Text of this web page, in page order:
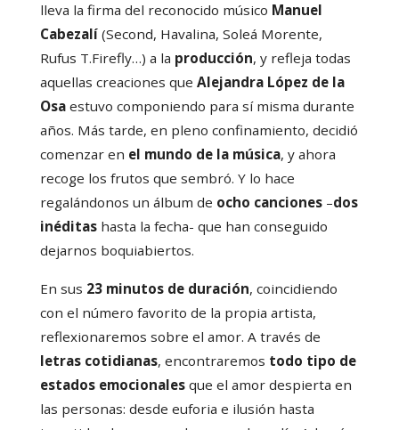
lleva la firma del reconocido músico Manuel
Cabezalí(Second, Havalina, Soleá Morente,
Rufus T.Firefly…) a la producción, y refleja todas
aquellas creaciones que Alejandra López de la
Osaestuvo componiendo para sí misma durante
años. Más tarde, en pleno confinamiento, decidió
comenzar en el mundo de la música, y ahora
recoge los frutos que sembró. Y lo hace
regalándonos un álbum de ocho canciones–dos
inéditashasta la fecha- que han conseguido
dejarnos boquiabiertos.
En sus 23 minutos de duración, coincidiendo
con el número favorito de la propia artista,
reflexionaremos sobre el amor. A través de
letras cotidianas, encontraremos todo tipo de
estados emocionalesque el amor despierta en
las personas: desde euforia e ilusión hasta